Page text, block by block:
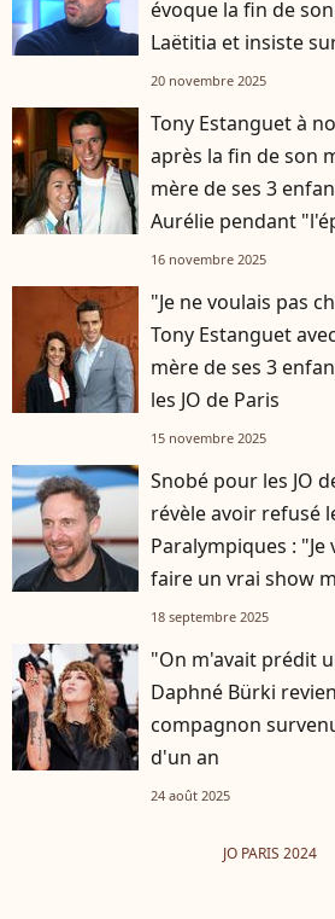
évoque la fin de
Laëtitia et insiste
20 novembre 2025
Tony Estanguet à
après la fin de son
mère de ses 3
Aurélie pendant
Paris
16 novembre 2025
"Je ne voulais pas
Tony Estanguet
mère de ses 3
les JO de Paris
15 novembre 2025
Snobé pour les JO
révèle avoir refusé
Paralympiques :
faire un vrai show
18 septembre 2025
"On m'avait prédit
Daphné Bürki
compagnon
d'un an
24 août 2025
JO PARIS 2024